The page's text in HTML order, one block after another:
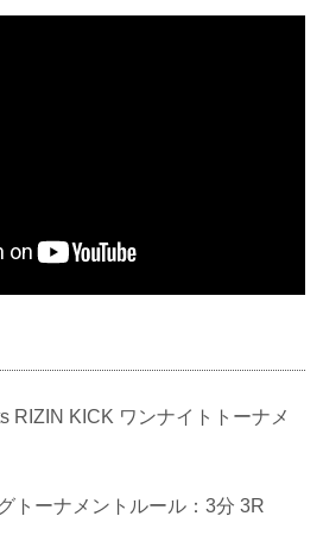
RIZIN KICK ワンナイトトーナメ
トーナメントルール：3分 3R